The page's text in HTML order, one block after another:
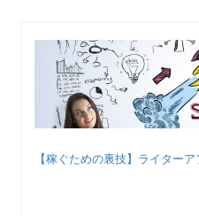
【稼ぐための裏技】ライター